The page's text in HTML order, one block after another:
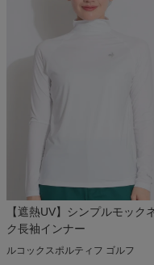
【遮熱UV】シンプルモック
ク長袖インナー
ルコックスポルティフ ゴルフ